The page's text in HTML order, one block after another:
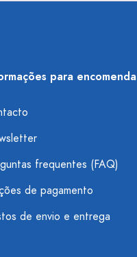
para encomenda
frequentes (FAQ)
de pagamento
de envio e entrega